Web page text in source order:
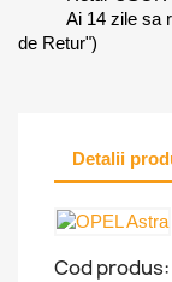
Ai 14 zile sa
de Retur")
Detalii
Cod produs: